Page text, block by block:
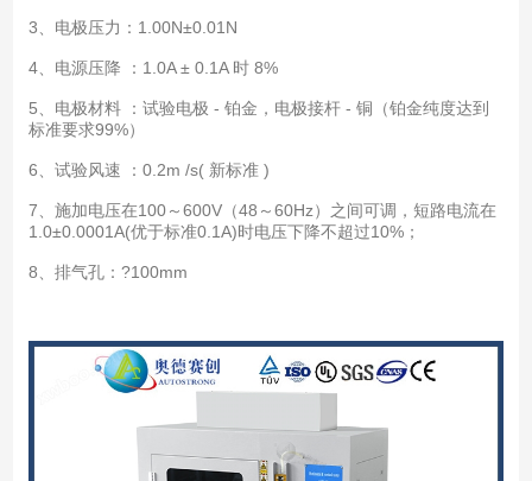
3、电极压力：1.00N±0.01N
4、电源压降 ：1.0A ± 0.1A 时 8%
5、电极材料 ：试验电极 - 铂金，电极接杆 - 铜（铂金纯度达到
标准要求99%）
6、试验风速 ：0.2m /s( 新标准 )
7、施加电压在100～600V（48～60Hz）之间可调，短路电流在
1.0±0.0001A(优于标准0.1A)时电压下降不超过10%；
8、排气孔：?100mm